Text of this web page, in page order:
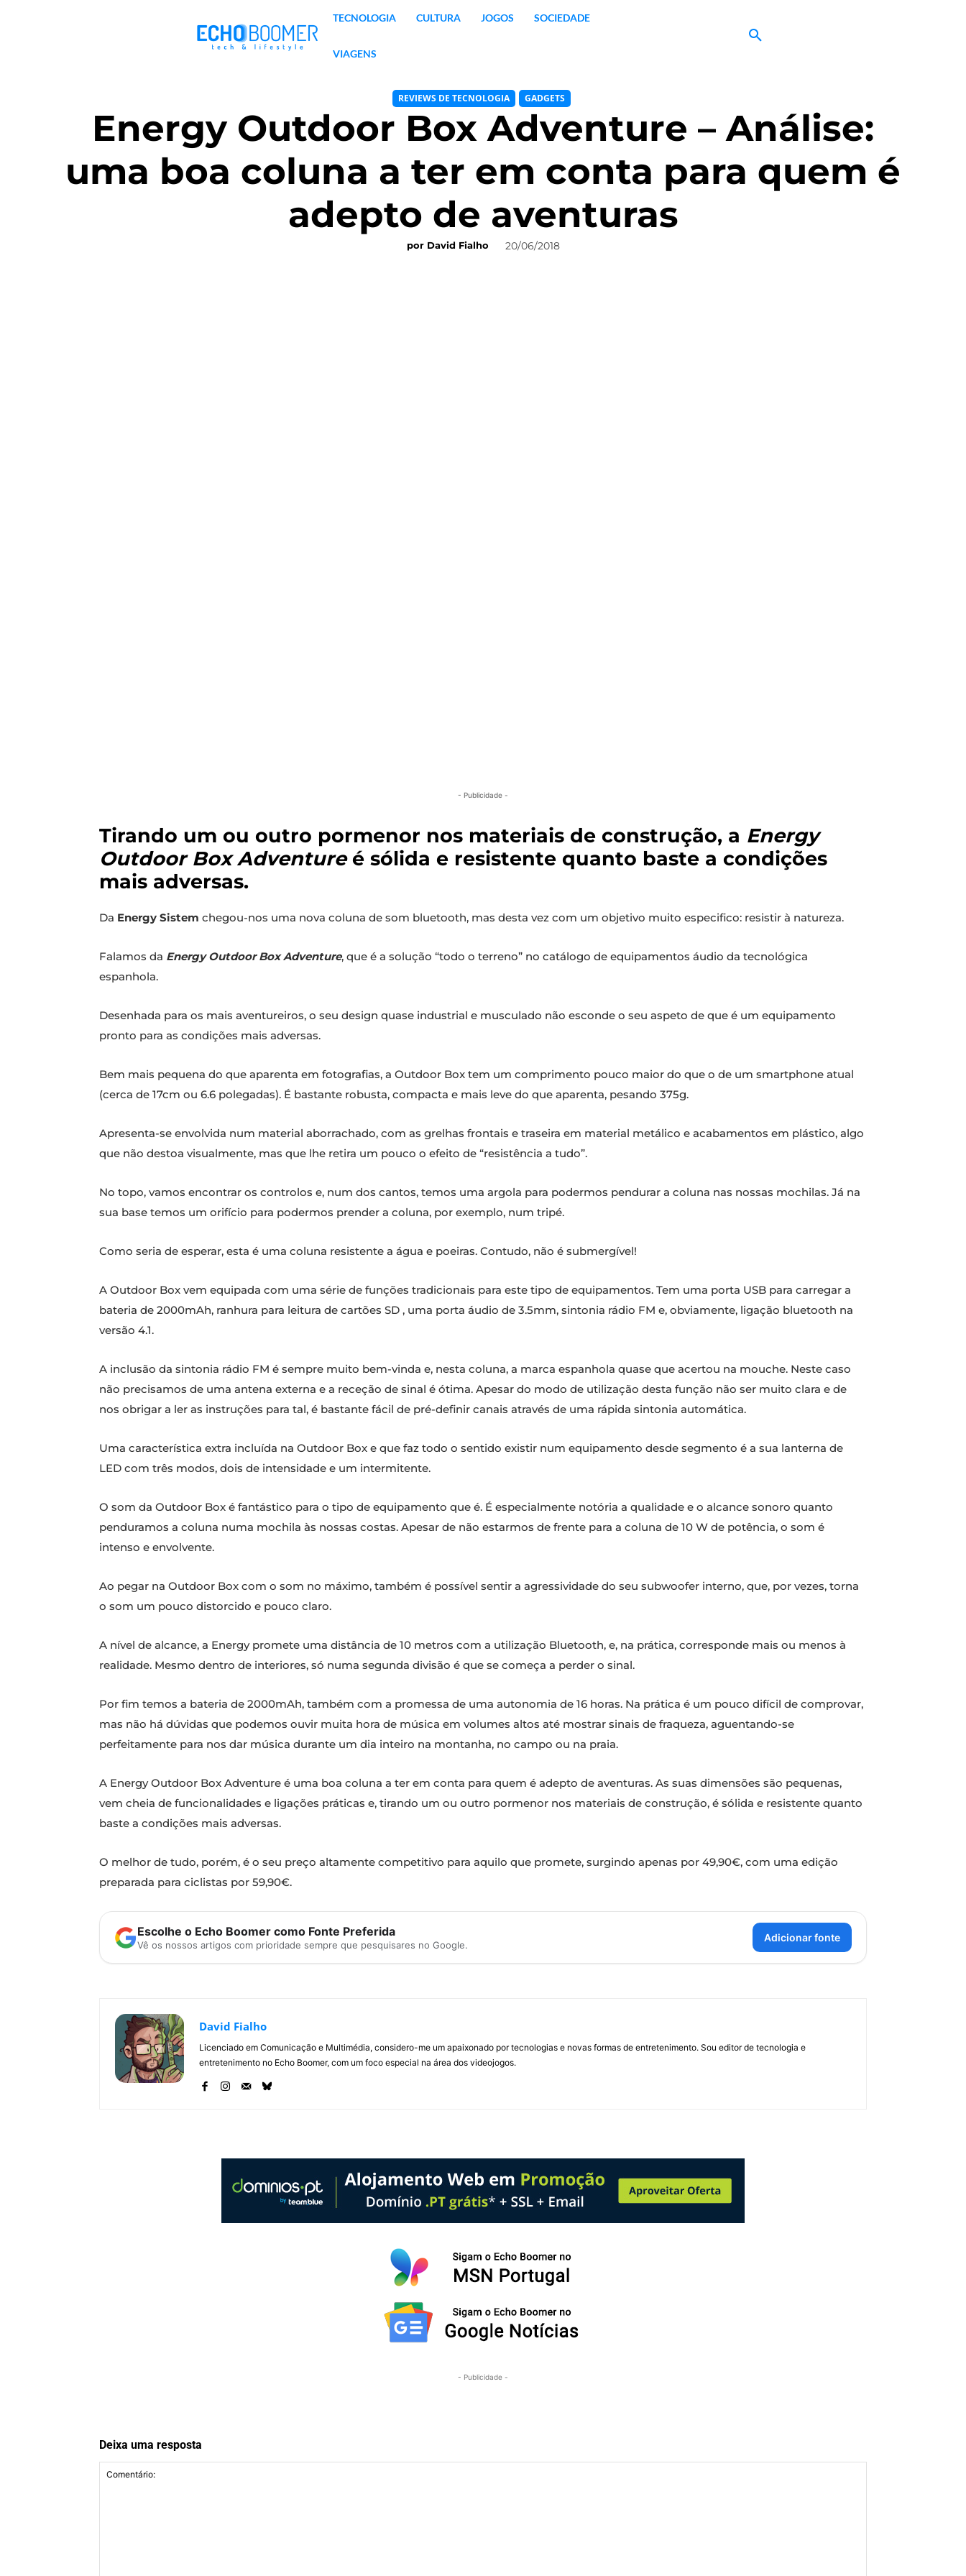
TECNOLOGIA CULTURA JOGOS SOCIEDADE
VIAGENS
REVIEWS DE TECNOLOGIA GADGETS
Energy Outdoor Box Adventure – Análise:
uma boa coluna a ter em conta para quem é
adepto de aventuras
por David Fialho 20/06/2018
- Publicidade -
Tirando um ou outro pormenor nos materiais de construção, a Energy
Outdoor Box Adventureé sólida e resistente quanto baste a condições
mais adversas.
Da Energy Sistem chegou-nos uma nova coluna de som bluetooth, mas desta vez com um objetivo muito especifico: resistir à natureza.
Falamos da Energy Outdoor Box Adventure, que é a solução “todo o terreno” no catálogo de equipamentos áudio da tecnológica
espanhola.
Desenhada para os mais aventureiros, o seu design quase industrial e musculado não esconde o seu aspeto de que é um equipamento
pronto para as condições mais adversas.
Bem mais pequena do que aparenta em fotografias, a Outdoor Box tem um comprimento pouco maior do que o de um smartphone atual
(cerca de 17cm ou 6.6 polegadas). É bastante robusta, compacta e mais leve do que aparenta, pesando 375g.
Apresenta-se envolvida num material aborrachado, com as grelhas frontais e traseira em material metálico e acabamentos em plástico, algo
que não destoa visualmente, mas que lhe retira um pouco o efeito de “resistência a tudo”.
No topo, vamos encontrar os controlos e, num dos cantos, temos uma argola para podermos pendurar a coluna nas nossas mochilas. Já na
sua base temos um orifício para podermos prender a coluna, por exemplo, num tripé.
Como seria de esperar, esta é uma coluna resistente a água e poeiras. Contudo, não é submergível!
A Outdoor Box vem equipada com uma série de funções tradicionais para este tipo de equipamentos. Tem uma porta USB para carregar a
bateria de 2000mAh, ranhura para leitura de cartões SD , uma porta áudio de 3.5mm, sintonia rádio FM e, obviamente, ligação bluetooth na
versão 4.1.
A inclusão da sintonia rádio FM é sempre muito bem-vinda e, nesta coluna, a marca espanhola quase que acertou na mouche. Neste caso
não precisamos de uma antena externa e a receção de sinal é ótima. Apesar do modo de utilização desta função não ser muito clara e de
nos obrigar a ler as instruções para tal, é bastante fácil de pré-definir canais através de uma rápida sintonia automática.
Uma característica extra incluída na Outdoor Box e que faz todo o sentido existir num equipamento desde segmento é a sua lanterna de
LED com três modos, dois de intensidade e um intermitente.
O som da Outdoor Box é fantástico para o tipo de equipamento que é. É especialmente notória a qualidade e o alcance sonoro quanto
penduramos a coluna numa mochila às nossas costas. Apesar de não estarmos de frente para a coluna de 10 W de potência, o som é
intenso e envolvente.
Ao pegar na Outdoor Box com o som no máximo, também é possível sentir a agressividade do seu subwoofer interno, que, por vezes, torna
o som um pouco distorcido e pouco claro.
A nível de alcance, a Energy promete uma distância de 10 metros com a utilização Bluetooth, e, na prática, corresponde mais ou menos à
realidade. Mesmo dentro de interiores, só numa segunda divisão é que se começa a perder o sinal.
Por fim temos a bateria de 2000mAh, também com a promessa de uma autonomia de 16 horas. Na prática é um pouco difícil de comprovar,
mas não há dúvidas que podemos ouvir muita hora de música em volumes altos até mostrar sinais de fraqueza, aguentando-se
perfeitamente para nos dar música durante um dia inteiro na montanha, no campo ou na praia.
A Energy Outdoor Box Adventure é uma boa coluna a ter em conta para quem é adepto de aventuras. As suas dimensões são pequenas,
vem cheia de funcionalidades e ligações práticas e, tirando um ou outro pormenor nos materiais de construção, é sólida e resistente quanto
baste a condições mais adversas.
O melhor de tudo, porém, é o seu preço altamente competitivo para aquilo que promete, surgindo apenas por 49,90€, com uma edição
preparada para ciclistas por 59,90€.
Escolhe o Echo Boomer como Fonte Preferida
Vê os nossos artigos com prioridade sempre que pesquisares no Google.
Adicionar fonte
David Fialho
Licenciado em Comunicação e Multimédia, considero-me um apaixonado por tecnologias e novas formas de entretenimento. Sou editor de tecnologia e
entretenimento no Echo Boomer, com um foco especial na área dos videojogos.
- Publicidade -
Deixa uma resposta